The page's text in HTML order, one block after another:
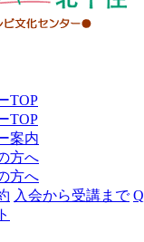
TOP
TOP
案内
方へ
方へ
入会から受講まで